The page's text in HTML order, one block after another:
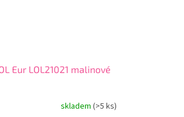
Eur LOL21021 malinové
skladem (>5 ks)